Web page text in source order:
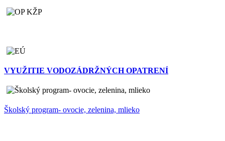
VYUŽITIE VODOZÁDRŽNÝCH OPATRENÍ
Školský program- ovocie, zelenina, mlieko